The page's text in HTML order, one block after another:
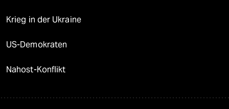
Krieg in der Ukraine
US-Demokraten
Nahost-Konflikt